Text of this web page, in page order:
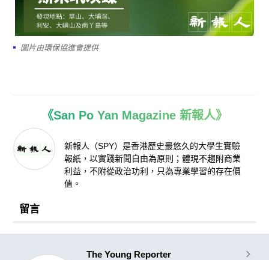
圖片由環保協進會提供
《San Po Yan Magazine 新報人》
新報人（SPY）是香港歷史最悠久的大學生實驗
報紙，以實踐新聞自由為原則；體現不趨附商業
利益，不附從政治功利，只為專業學習的存在價
值。
留言
The Young Reporter